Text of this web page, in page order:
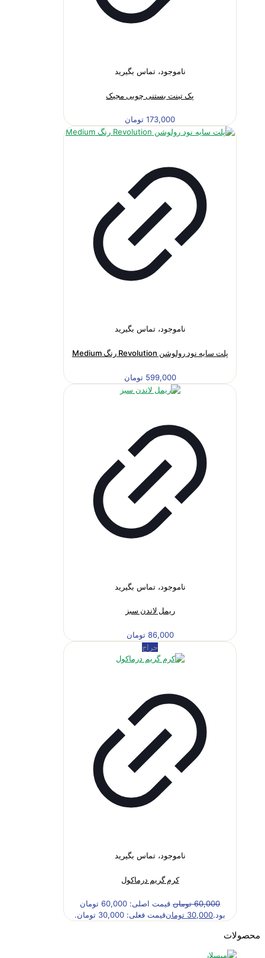
ناموجود، تماس بگیرید
پک تینت بستنی چوبی مجیک
173,000 تومان
ناموجود، تماس بگیرید
پلت سایه نود رولوشن Revolution رنگ Medium
599,000 تومان
ناموجود، تماس بگیرید
ریمل لاندن سبز
86,000 تومان
حراج
ناموجود، تماس بگیرید
کرم گریم درماکول
60,000 تومان
قیمت اصلی: 60,000 تومان
بود.30,000 تومانقیمت فعلی: 30,000 تومان.
محصولات